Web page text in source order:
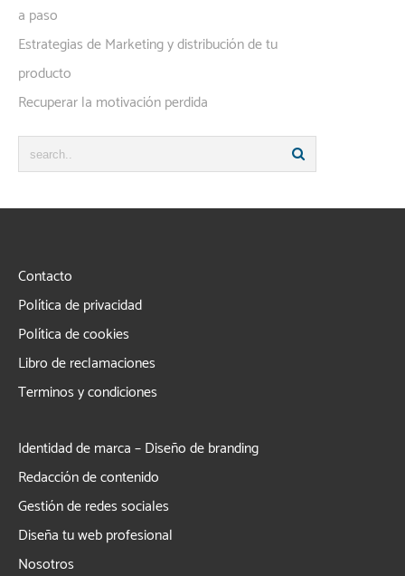
a paso
Estrategias de Marketing y distribución de tu
producto
Recuperar la motivación perdida
Contacto
Política de privacidad
Política de cookies
Libro de reclamaciones
Terminos y condiciones
Identidad de marca – Diseño de branding
Redacción de contenido
Gestión de redes sociales
Diseña tu web profesional
Nosotros